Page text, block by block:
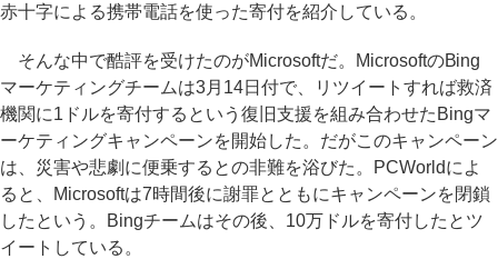
赤十字による携帯電話を使った寄付を紹介している。
そんな中で酷評を受けたのがMicrosoftだ。MicrosoftのBing
マーケティングチームは3月14日付で、リツイートすれば救済
機関に1ドルを寄付するという復旧支援を組み合わせたBingマ
ーケティングキャンペーンを開始した。だがこのキャンペーン
は、災害や悲劇に便乗するとの非難を浴びた。PCWorldによ
ると、Microsoftは7時間後に謝罪とともにキャンペーンを閉鎖
したという。Bingチームはその後、10万ドルを寄付したとツ
イートしている。